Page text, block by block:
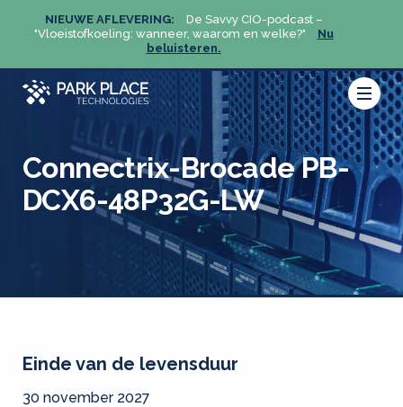
NIEUWE AFLEVERING:
De Savvy CIO-podcast –
"Vloeistofkoeling: wanneer, waarom en welke?"
Nu
beluisteren.
Connectrix-Brocade PB-
DCX6-48P32G-LW
Einde van de levensduur
30 november 2027